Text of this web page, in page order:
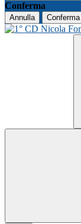
Conferma
Annulla Conferma